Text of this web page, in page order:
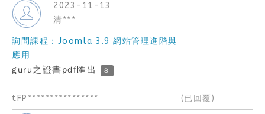
2023-11-13
清***
詢問課程：Joomla 3.9 網站管理進階與
應用
guru之證書pdf匯出 8
tFP**************** (已回覆)